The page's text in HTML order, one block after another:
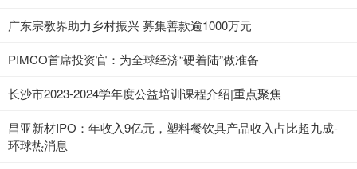
广东宗教界助力乡村振兴 募集善款逾1000万元
PIMCO首席投资官：为全球经济“硬着陆”做准备
长沙市2023-2024学年度公益培训课程介绍|重点聚焦
昌亚新材IPO：年收入9亿元，塑料餐饮具产品收入占比超九成-
环球热消息